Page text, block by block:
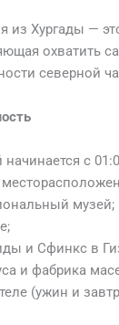
из Хургады —
охватить
северной
с
музей;
и Сфинкс в
и фабрика
(ужин и